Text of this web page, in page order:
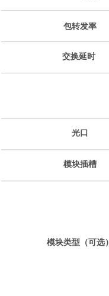
包转发率
光口
模块插槽
模块类型（可选）
交换延时